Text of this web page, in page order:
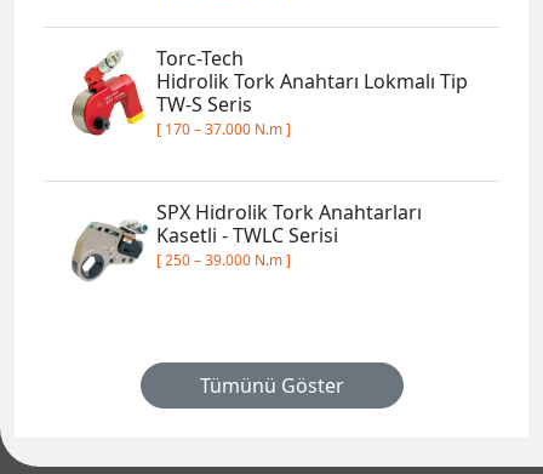
Torc-Tech
Hidrolik Tork Anahtarı Lokmalı Tip
TW-S Seris
[ 170 – 37.000 N.m ]
SPX Hidrolik Tork Anahtarları
Kasetli - TWLC Serisi
[ 250 – 39.000 N.m ]
Tümünü Göster